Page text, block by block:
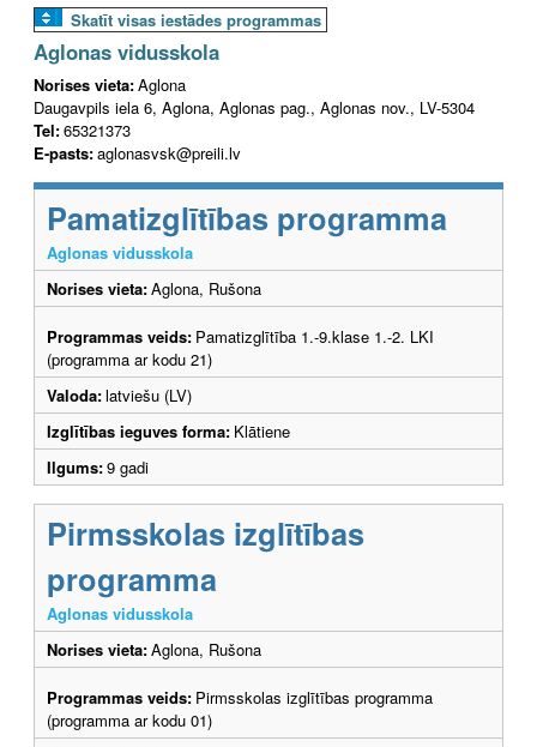
Skatīt visas iestādes programmas
Aglonas vidusskola
Norises vieta:Aglona
Daugavpils iela 6, Aglona, Aglonas pag., Aglonas nov., LV-5304
Tel:65321373
E-pasts:aglonasvsk@preili.lv
Pamatizglītības programma
Aglonas vidusskola
Norises vieta:Aglona, Rušona
Programmas veids: Pamatizglītība 1.-9.klase 1.-2. LKI
(programma ar kodu 21)
Valoda:latviešu (LV)
Izglītības ieguves forma: Klātiene
Ilgums:9 gadi
Pirmsskolas izglītības
programma
Aglonas vidusskola
Norises vieta:Aglona, Rušona
Programmas veids: Pirmsskolas izglītības programma
(programma ar kodu 01)